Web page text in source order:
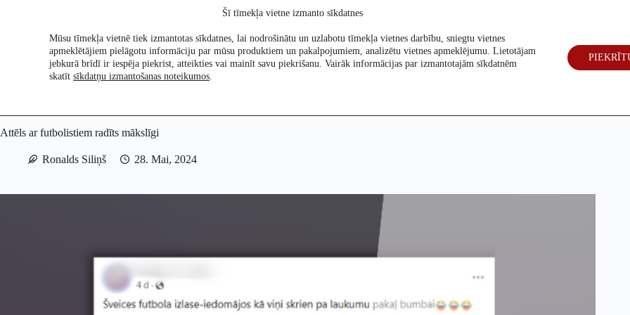
Pētījumi Re:Check Par mums Vēlēšanas 2026
Attēls ar futbolistiem radīts mākslīgi
Ronalds Siliņš 28. Mai, 2024
Šī tīmekļa vietne izmanto sīkdatnes
Mūsu tīmekļa vietnē tiek izmantotas sīkdatnes, lai nodrošinātu un uzlabotu tīmekļa vietnes darbību, sniegtu vietnes
apmeklētājiem pielāgotu informāciju par mūsu produktiem un pakalpojumiem, analizētu vietnes apmeklējumu. Lietotājam
jebkurā brīdī ir iespēja piekrist, atteikties vai mainīt savu piekrišanu. Vairāk informācijas par izmantotajām sīkdatnēm
skatīt sīkdatņu izmantošanas noteikumos.